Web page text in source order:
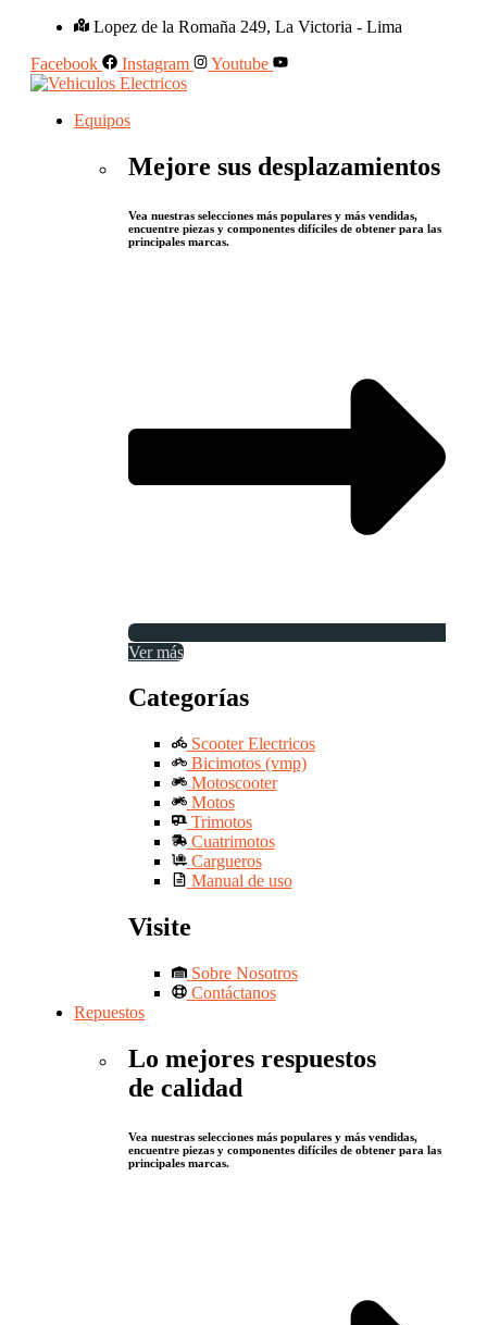
Lopez de la Romaña 249, La Victoria - Lima
Facebook
Instagram Youtube
Equipos
Mejore sus desplazamientos
Vea nuestras selecciones más populares y más vendidas,
encuentre piezas y componentes difíciles de obtener para las
principales marcas.
Ver más
Categorías
Scooter Electricos
Bicimotos (vmp)
Motoscooter
Motos
Trimotos
Cuatrimotos
Cargueros
Manual de uso
Visite
Sobre Nosotros
Contáctanos
Repuestos
Lo mejores respuestos
de calidad
Vea nuestras selecciones más populares y más vendidas,
encuentre piezas y componentes difíciles de obtener para las
principales marcas.